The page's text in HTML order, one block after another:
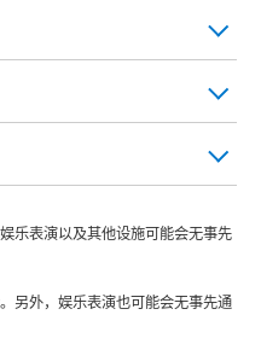
乐表演以及其他设施可能会无事先
另外，娱乐表演也可能会无事先通